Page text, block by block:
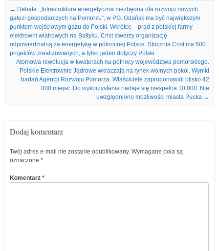
Nawigacja we wpisach
← Debata: „Infrastruktura energetyczna niezbędna dla rozwoju nowych
gałęzi gospodarczych na Pomorzu”, w PG. Gdańsk ma być największym
punktem wejściowym gazu do Polski. Wkrótce – prąd z polskiej farmy
elektrowni wiatrowych na Bałtyku. Crist stworzy organizację
odpowiedzialną za energetykę w północnej Polsce. Stocznia Crist ma 500
projektów zrealizowanych, a tylko jeden dotyczy Polski
Atomowa rewolucja w kwaterach na północy województwa pomorskiego.
Polskie Elektrownie Jądrowe wkraczają na rynek wolnych pokoi. Wyniki
badań Agencji Rozwoju Pomorza. Właściciele zaproponowali blisko 42
000 miejsc. Do wykorzystania nadaje się niespełna 10 000. Nie
uwzględniono możliwości miasta Pucka →
Dodaj komentarz
Twój adres e-mail nie zostanie opublikowany. Wymagane pola są
oznaczone *
Komentarz *